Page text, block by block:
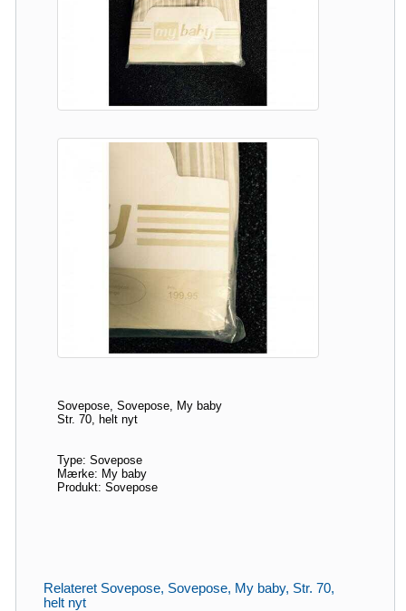
Sovepose, Sovepose, My baby
Str. 70, helt nyt
Type: Sovepose
Mærke: My baby
Produkt: Sovepose
Relateret Sovepose, Sovepose, My baby, Str. 70,
helt nyt